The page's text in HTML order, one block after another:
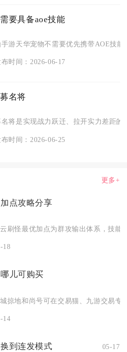
要具备aoe技能
手游天华宠物不需要优先携带AOE技
时间：2026-06-17
名将
名将是实现战力跃迁、拉开实力差距
布时间：2026-06-25
更多+
点攻略分享
刷怪最优加点为群攻输出体系，技能
18
儿可购买
掠地和尚号可在交易猫、九游交易专
14
到连发模式 05-17